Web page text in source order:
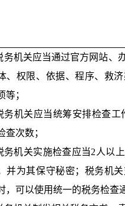
务机关应当通过官方网站、
、权限、依据、程序、救
等；
务机关应当统筹安排检查
查次数；
务机关实施检查应当2人以
并为其保守秘密；税务机
，可以使用统一的税务检查